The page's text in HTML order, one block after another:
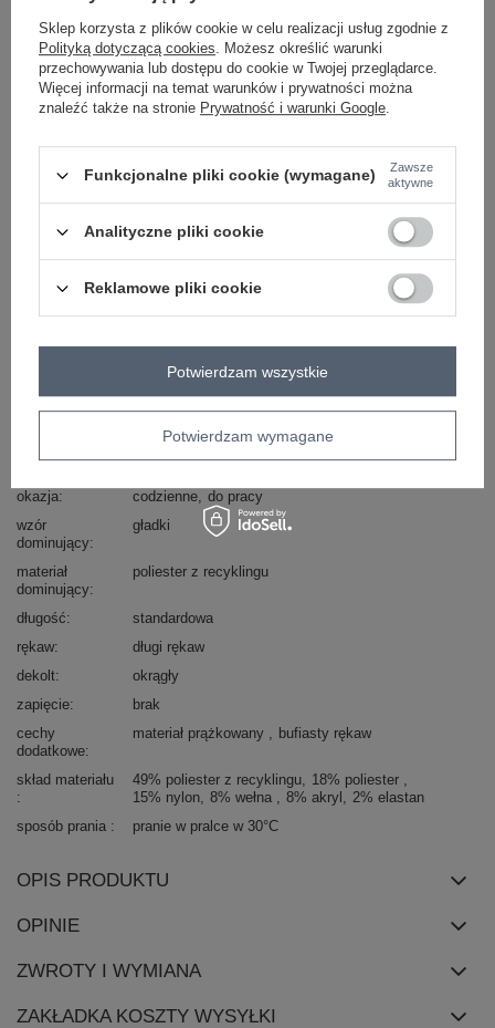
bordowy
Zobacz wszystkie kolory (+2)
skład materiału : 49% poliester z recyklingu, 18%
poliester , 15% nylon, 8% wełna , 8% akryl, 2%
sposób prania : pranie w pralce w 30°C
Kod produktu
MI-SW-9642.01
ITALY MODA
okazja
codzienne do pracy
wzór
dominujący
gładki
materiał
dominujący
poliester z recyklingu
długość
standardowa
rękaw
długi rękaw
dekolt
okrągły
zapięcie
brak
cechy
dodatkowe
materiał prążkowany bufiasty rękaw
skład materiału 49% poliester z recyklingu
18% poliester
15% nylon 8% wełna 8% akryl
2% elastan
sposób prania
pranie w pralce w 30°C
OPIS PRODUKTU
OPINIE
ZWROTY I WYMIANA
ZAKŁADKA KOSZTY WYSYŁKI
Sklep korzysta z plików cookie w celu realizacji usług zgodnie z
Polityką dotyczącą cookies. Możesz określić warunki
przechowywania lub dostępu do cookie w Twojej przeglądarce.
Więcej informacji na temat warunków i prywatności można
znaleźć także na stronie Prywatność i warunki Google.
Funkcjonalne pliki cookie (wymagane)
Zawsze
aktywne
Analityczne pliki cookie
Reklamowe pliki cookie
Potwierdzam wymagane
Potwierdzam wszystkie